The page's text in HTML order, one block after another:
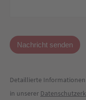
Detaillierte
in unserer